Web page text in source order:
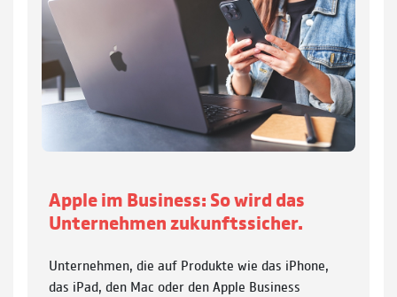
Apple im Business: So wird das
Unternehmen zukunftssicher.
Unternehmen, die auf Produkte wie das iPhone,
das iPad, den Mac oder den Apple Business